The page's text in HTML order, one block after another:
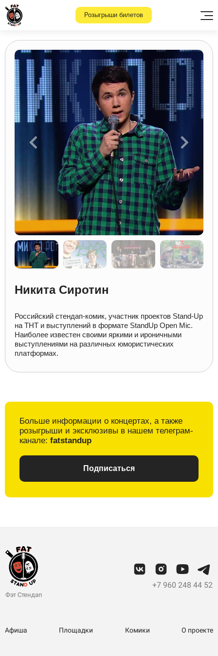
Розыгрыши билетов
Никита Сиротин
Российский стендап-комик, участник проектов Stand-Up
на ТНТ и выступлений в формате StandUp Open Mic.
Наиболее известен своими яркими и ироничными
выступлениями на различных юмористических
платформах.
Больше информации о концертах, а также
розыгрыши и эксклюзивы в нашем телеграм-
канале: fatstandup
Подписаться
Фэт Стендап
+7 960 248 44 52
Афиша Площадки Комики О проекте